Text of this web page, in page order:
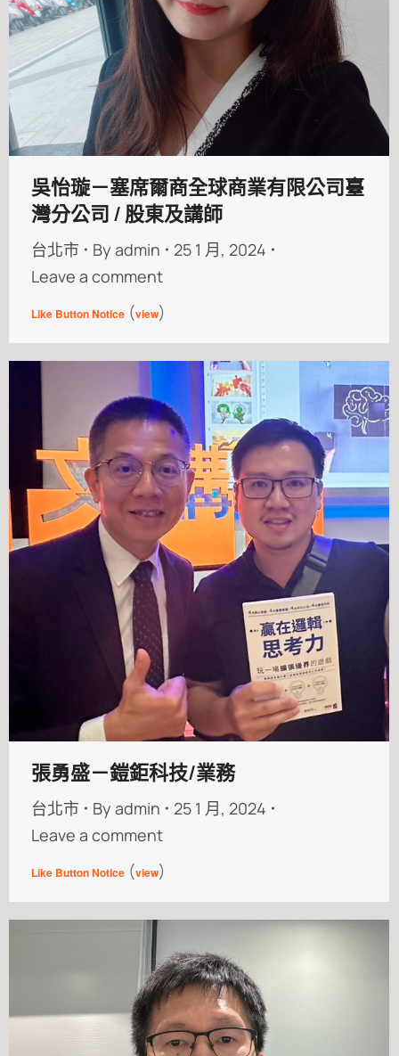
吳怡璇－塞席爾商全球商業有限公司臺
灣分公司 / 股東及講師
台北市 By admin
25 1 月, 2024
Leave a comment
Like Button Notice (view)
張勇盛－鎧鉅科技/業務
台北市 By admin
25 1 月, 2024
Leave a comment
Like Button Notice (view)